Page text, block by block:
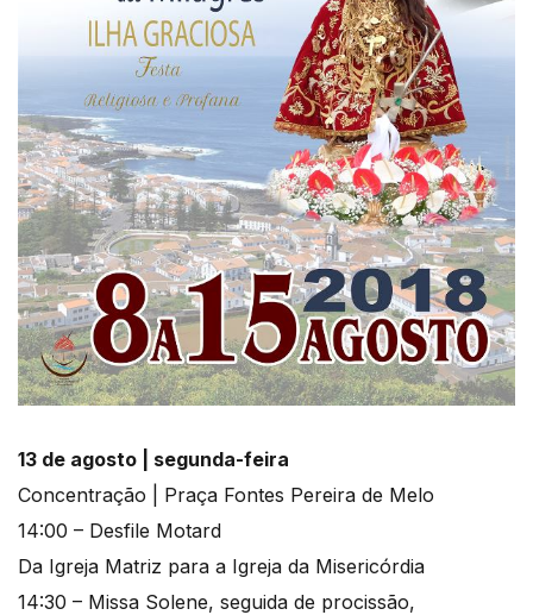
13 de agosto | segunda-feira
Concentração | Praça Fontes Pereira de Melo
14:00 – Desfile Motard
Da Igreja Matriz para a Igreja da Misericórdia
14:30 – Missa Solene, seguida de procissão,